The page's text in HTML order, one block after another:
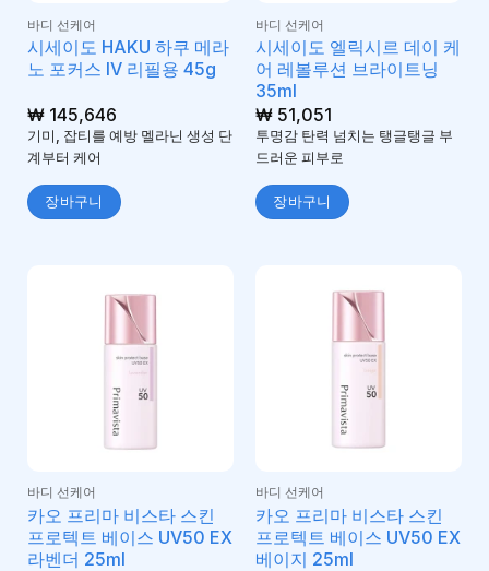
바디 선케어
시세이도 HAKU 하쿠 메라
노 포커스 IV 리필용 45g
₩145,646
기미, 잡티를 예방 멜라닌 생성 단
계부터 케어
장바구니
바디 선케어
시세이도 엘릭시르 데이 케
어 레볼루션 브라이트닝
35ml
₩51,051
투명감 탄력 넘치는 탱글탱글 부
드러운 피부로
장바구니
바디 선케어
카오 프리마 비스타 스킨
프로텍트 베이스 UV50 EX
라벤더 25ml
바디 선케어
카오 프리마 비스타 스킨
프로텍트 베이스 UV50 EX
베이지 25ml